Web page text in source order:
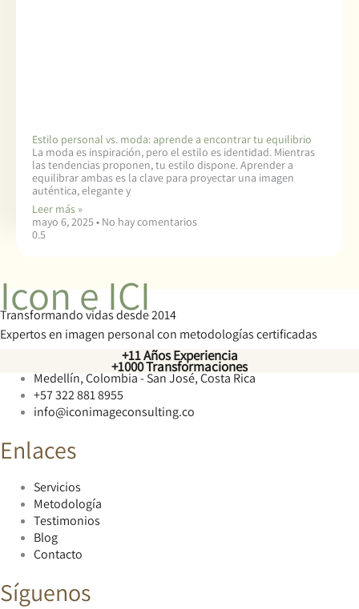
Estilo personal vs. moda: aprende a encontrar tu equilibrio
La moda es inspiración, pero el estilo es identidad. Mientras
las tendencias proponen, tu estilo dispone. Aprender a
equilibrar ambas es la clave para proyectar una imagen
auténtica, elegante y
Leer más »
mayo 6, 2025
No hay comentarios
Icon e ICI
Transformando vidas desde 2014
Expertos en imagen personal con metodologías certificadas
+11 Años Experiencia
+1000 Transformaciones
Medellín, Colombia - San José, Costa Rica
+57 322 881 8955
info@iconimageconsulting.co
Enlaces
Servicios
Metodología
Testimonios
Blog
Contacto
Síguenos